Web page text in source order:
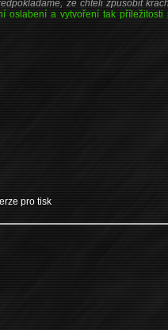
že chtěli způsobit
oslabení a vytvoření tak příležitosti
pro tisk